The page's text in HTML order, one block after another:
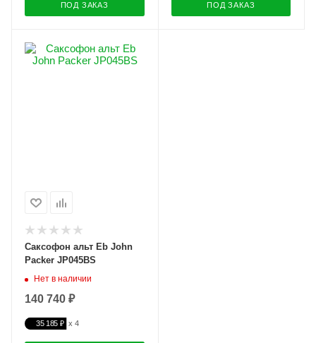
ПОД ЗАКАЗ ПОД ЗАКАЗ
Саксофон альт Eb John
Packer JP045BS
Нет в наличии
140 740 ₽
35 185 ₽